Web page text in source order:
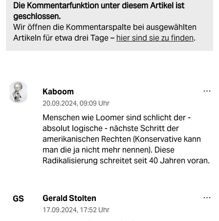
Die Kommentarfunktion unter diesem Artikel ist
geschlossen.
Wir öffnen die Kommentarspalte bei ausgewählten
Artikeln für etwa drei Tage – hier sind sie zu finden.
Kaboom
20.09.2024, 09:09 Uhr
Menschen wie Loomer sind schlicht der -
absolut logische - nächste Schritt der
amerikanischen Rechten (Konservative kann
man die ja nicht mehr nennen). Diese
Radikalisierung schreitet seit 40 Jahren voran.
GS Gerald Stolten
17.09.2024, 17:52 Uhr